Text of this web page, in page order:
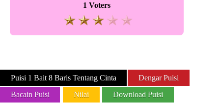
1 Voters
Puisi 1 Bait 8 Baris Tentang Cinta Dengar Puisi
Bacain Puisi Nilai Download Puisi